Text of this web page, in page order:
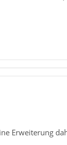
Erweiterung